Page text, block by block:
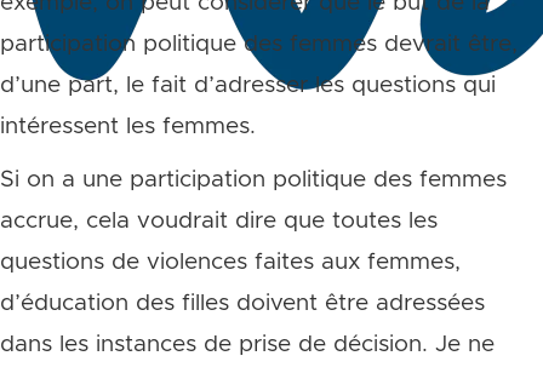
participation politique des femmes devrait être,
d’une part, le fait d’adresser les questions qui
intéressent les femmes.
Si on a une participation politique des femmes
accrue, cela voudrait dire que toutes les
questions de violences faites aux femmes,
d’éducation des filles doivent être adressées
dans les instances de prise de décision. Je ne